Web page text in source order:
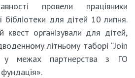
провели працівники
бібліотеки для дітей 10 липня.
квест організували для дітей,
літньому таборі “Join
у межах партнерства з ГО